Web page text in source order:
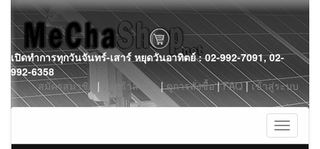
Skip
to
content
เปิดทำการทุกวันจันทร์-เสาร์ หยุดวันอาทิตย์ : 02-992-7091, 02-
992-6358
สมัครสมาชิก | ตะกร้าสินค้า|ดูการสั่งซื้อ|FAQ|เข้าสู่ระบบ
Toggle